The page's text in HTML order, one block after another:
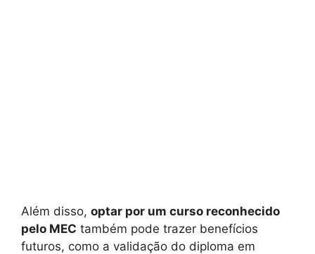
Além disso, optar por um curso reconhecido
pelo MEC também pode trazer benefícios
futuros, como a validação do diploma em